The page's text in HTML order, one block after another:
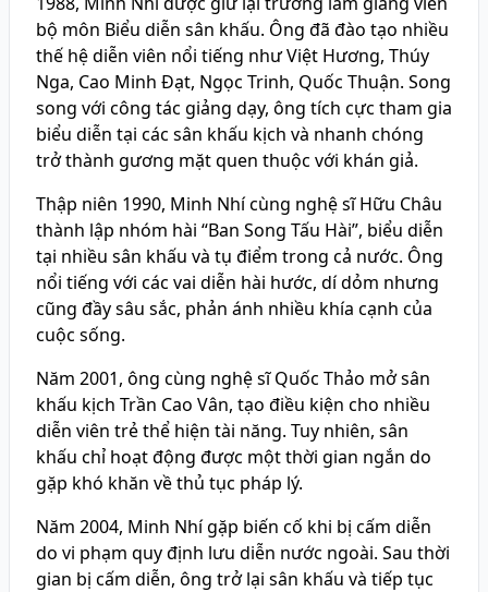
bộ môn Biểu diễn sân khấu. Ông đã đào tạo nhiều
thế hệ diễn viên nổi tiếng như Việt Hương, Thúy
Nga, Cao Minh Đạt, Ngọc Trinh, Quốc Thuận. Song
song với công tác giảng dạy, ông tích cực tham gia
biểu diễn tại các sân khấu kịch và nhanh chóng
trở thành gương mặt quen thuộc với khán giả.
Thập niên 1990, Minh Nhí cùng nghệ sĩ Hữu Châu
thành lập nhóm hài “Ban Song Tấu Hài”, biểu diễn
tại nhiều sân khấu và tụ điểm trong cả nước. Ông
nổi tiếng với các vai diễn hài hước, dí dỏm nhưng
cũng đầy sâu sắc, phản ánh nhiều khía cạnh của
cuộc sống.
Năm 2001, ông cùng nghệ sĩ Quốc Thảo mở sân
khấu kịch Trần Cao Vân, tạo điều kiện cho nhiều
diễn viên trẻ thể hiện tài năng. Tuy nhiên, sân
khấu chỉ hoạt động được một thời gian ngắn do
gặp khó khăn về thủ tục pháp lý.
Năm 2004, Minh Nhí gặp biến cố khi bị cấm diễn
do vi phạm quy định lưu diễn nước ngoài. Sau thời
gian bị cấm diễn, ông trở lại sân khấu và tiếp tục